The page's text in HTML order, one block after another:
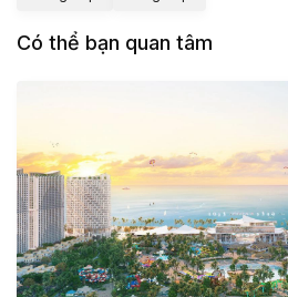
Có thể bạn quan tâm